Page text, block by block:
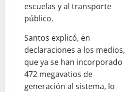
escuelas y al transporte
público.
Santos explicó, en
declaraciones a los medios,
que ya se han incorporado
472 megavatios de
generación al sistema, lo